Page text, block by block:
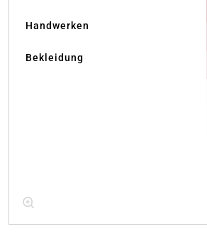
Handwerken
Bekleidung